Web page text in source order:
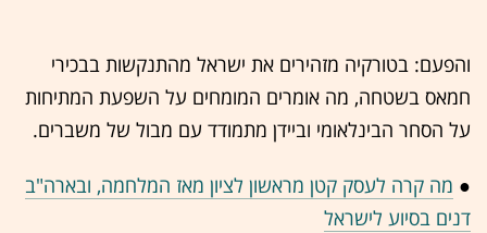
והפעם: בטורקיה מזהירים את ישראל מהתנקשות בבכירי
חמאס בשטחה, מה אומרים המומחים על השפעת המתיחות
על הסחר הבינלאומי וביידן מתמודד עם מבול של משברים.
● מה קרה לעסק קטן מראשון לציון מאז המלחמה, ובארה"ב
דנים בסיוע לישראל